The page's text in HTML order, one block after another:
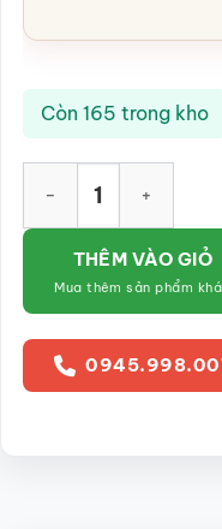
Còn 165 trong kho
THÊM VÀO GIỎ
Mua thêm sản phẩm